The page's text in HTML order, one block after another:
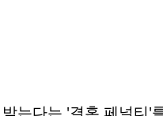
는다는 '결혼 페널티'